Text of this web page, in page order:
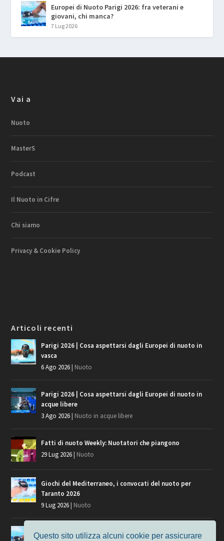
Europei di Nuoto Parigi 2026: fra veterani e
giovani, chi manca?
7 Lug 2026
Vai a
Nuoto
MasterS
Podcast
Il Nuoto in Cifre
Chi siamo
Privacy & Cookie Policy
Articoli recenti
Parigi 2026 | Cosa aspettarsi dagli Europei di nuoto in
vasca
6 Ago 2026| Nuoto
Parigi 2026 | Cosa aspettarsi dagli Europei di nuoto in
acque libere
3 Ago 2026| Nuoto in acque libere
Fatti di nuoto Weekly: Nuotatori che piangono
29 Lug 2026| Nuoto
Giochi del Mediterraneo, i convocati del nuoto per
Taranto 2026
9 Lug 2026| Nuoto
Europei di Nuoto Parigi 2026: fra veterani e giovani, chi
Questo sito utilizza alcuni cookie per assicurare